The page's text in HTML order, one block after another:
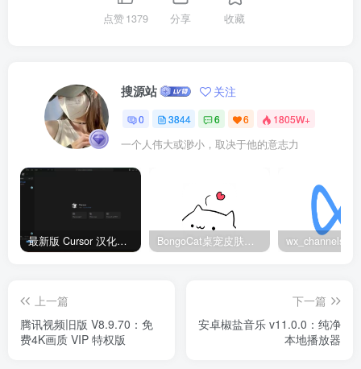
点赞1379 分享 收藏
搜源站 关注
0 3844 6 6 1805W+
一个人伟大或渺小，取决于他的意志力
最新版 Cursor 汉化设置中文教程（两种简单方法，附中文语言包下载）
上一篇
腾讯视频旧版 V8.9.70：免
费4K画质 VIP 特权版
下一篇
安卓椒盐音乐 v11.0.0：纯净
本地播放器